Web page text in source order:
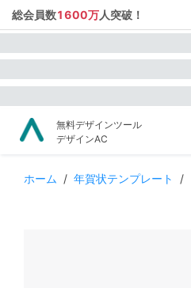
総会員数1600万人突破！
無料デザインツール
デザインAC
ホーム / 年賀状テンプレート /